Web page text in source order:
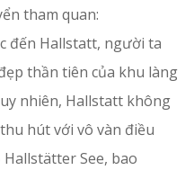
tham quan:
đến Hallstatt, người ta
thần tiên của khu làng
nhiên, Hallstatt không
hút với vô vàn điều
See, bao